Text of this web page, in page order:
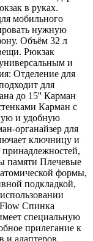
в руках.
мобильного
нужную
Объём 32 л
Рюкзак
и
Отделение для
для
до 15'' Карман
Карман с
и удобную
органайзер для
ключницу и
памяти Плечевые
формы,
подкладкой,
Спинка
специальную
прилегание к
и адаптеров